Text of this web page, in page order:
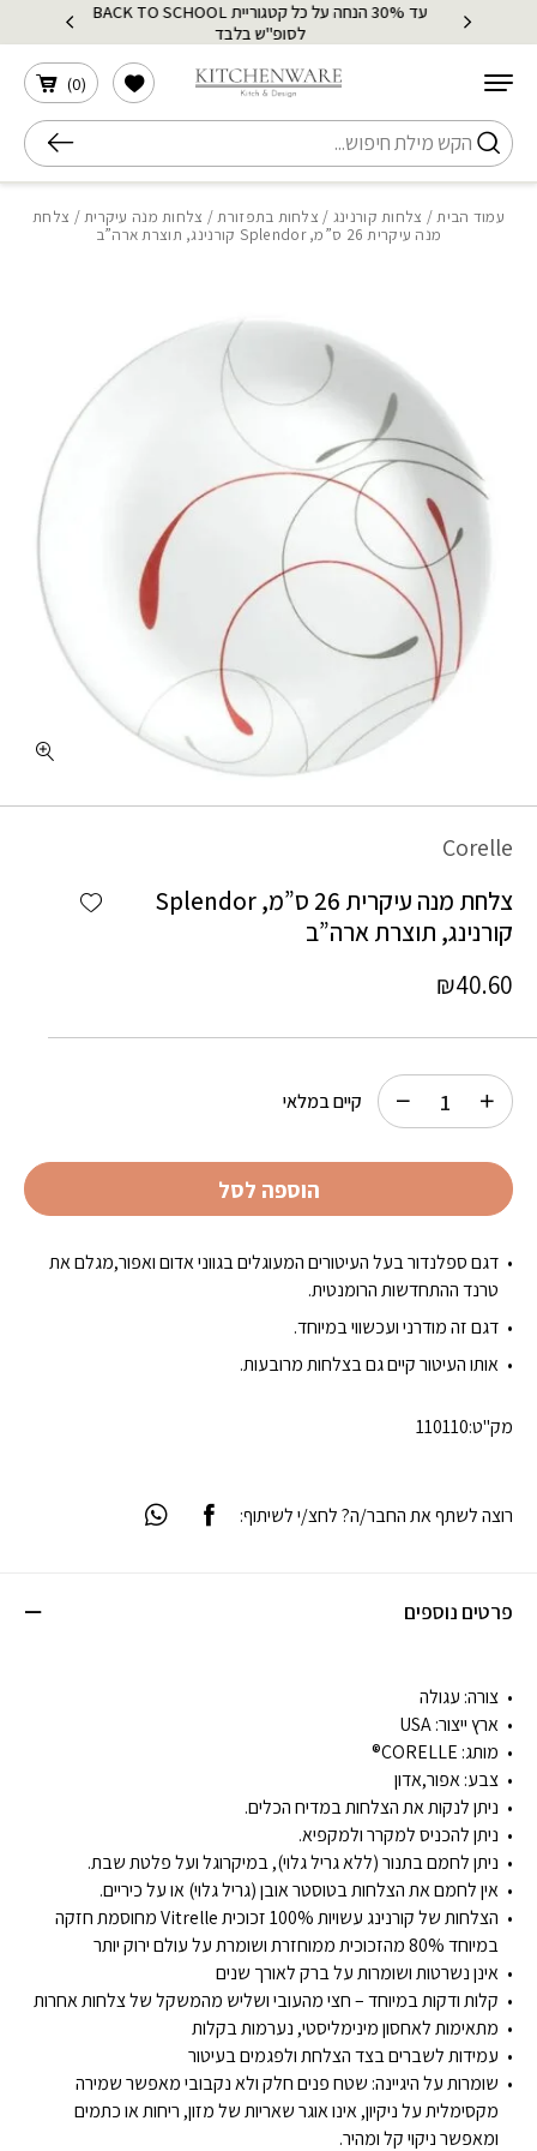
Skip to Content
עד 30% הנחה על כל קטגוריית BACK TO SCHOOL
לסופ"ש בלבד
חיפוש
(
0
)
הרשימה שלי
עמוד הבית/ צלחות קורנינג / צלחות בתפזורת/ צלחות מנה עיקרית/ צלחת
מנה עיקרית 26 ס”מ, Splendor קורנינג, תוצרת ארה”ב
Corelle
wishlist
צלחת מנה עיקרית 26 ס”מ, Splendor
קורנינג, תוצרת ארה”ב
₪40.60
דגם ספלנדור בעל העיטורים המעוגלים בגווני אדום ואפור,מגלם את
טרנד ההתחדשות הרומנטית.
דגם זה מודרני ועכשווי במיוחד.
אותו העיטור קיים גם בצלחות מרובעות.
מק"ט:110110
קיים במלאי
הוספה לסל
פרטים נוספים
צורה: עגולה
ארץ ייצור:USA
מותג: CORELLE®
צבע: אפור,אדון
ניתן לנקות את הצלחות במדיח הכלים.
ניתן להכניס למקרר ולמקפיא.
ניתן לחמם בתנור (ללא גריל גלוי), במיקרוגל ועל פלטת שבת.
אין לחמם את הצלחות בטוסטר אובן (גריל גלוי) או על כיריים.
הצלחות של קורנינג עשויות 100% זכוכית Vitrelle מחוסמת חזקה
במיוחד 80% מהזכוכית ממוחזרת ושומרת על עולם ירוק יותר
אינן נשרטות ושומרות על ברק לאורך שנים
קלות ודקות במיוחד – חצי מהעובי ושליש מהמשקל של צלחות אחרות
מתאימות לאחסון מינימליסטי, נערמות בקלות
עמידות לשברים בצד הצלחת ולפגמים בעיטור
שומרות על היגיינה: שטח פנים חלק ולא נקבובי מאפשר שמירה
מקסימלית על ניקיון, אינו אוגר שאריות של מזון, ריחות או כתמים
ומאפשר ניקוי קל ומהיר.
רוצה לשתף את החבר/ה? לחצ/י לשיתוף:
בחזרה למעלה